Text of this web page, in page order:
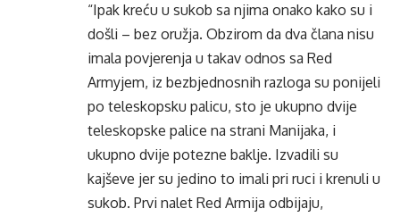
“Ipak kreću u sukob sa njima onako kako su i
došli – bez oružja. Obzirom da dva člana nisu
imala povjerenja u takav odnos sa Red
Armyjem, iz bezbjednosnih razloga su ponijeli
po teleskopsku palicu, sto je ukupno dvije
teleskopske palice na strani Manijaka, i
ukupno dvije potezne baklje. Izvadili su
kajševe jer su jedino to imali pri ruci i krenuli u
sukob. Prvi nalet Red Armija odbijaju,